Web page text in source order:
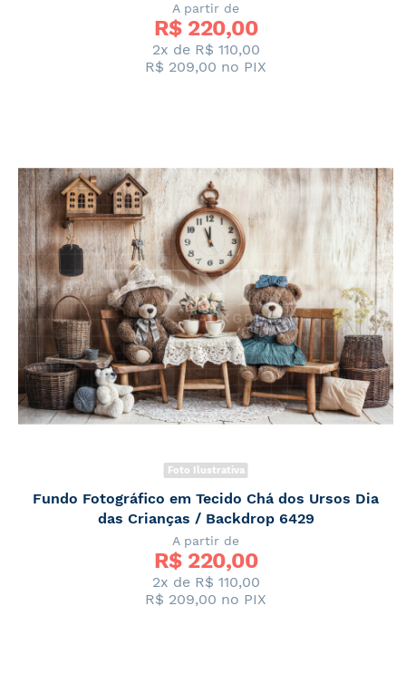
A partir de
R$ 220,00
2x de R$ 110,00
R$ 209,00 no PIX
Foto Ilustrativa
Fundo Fotográfico em Tecido Chá dos Ursos Dia
das Crianças / Backdrop 6429
A partir de
R$ 220,00
2x de R$ 110,00
R$ 209,00 no PIX